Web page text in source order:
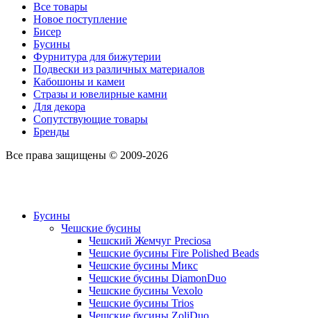
Все товары
Новое поступление
Бисер
Бусины
Фурнитура для бижутерии
Подвески из различных материалов
Кабошоны и камеи
Стразы и ювелирные камни
Для декора
Сопутствующие товары
Бренды
Все права защищены © 2009-2026
Бусины
Чешские бусины
Чешский Жемчуг Preciosa
Чешские бусины Fire Polished Beads
Чешские бусины Микс
Чешские бусины DiamonDuo
Чешские бусины Vexolo
Чешские бусины Trios